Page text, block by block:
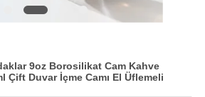
9oz Borosilikat Cam Kahve
Çift Duvar İçme Camı El Üflemeli